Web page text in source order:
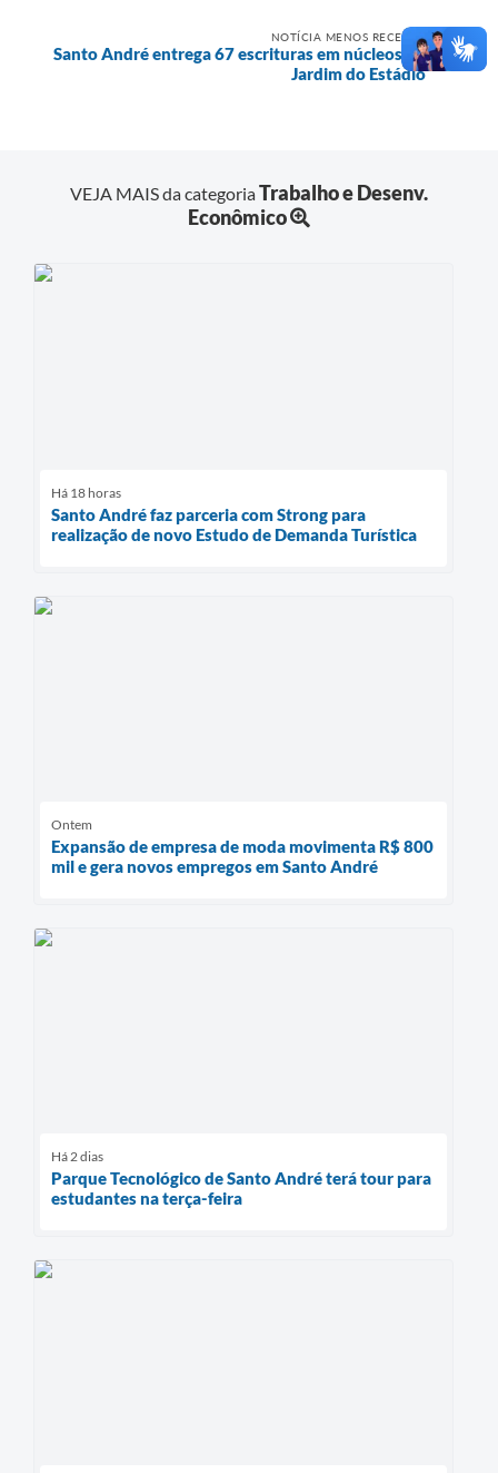
NOTÍCIA MENOS RECENTE
Santo André entrega 67 escrituras em núcleos no
Jardim do Estádio
VEJA MAIS da categoriaTrabalho e Desenv.
Econômico
Há 18 horas
Santo André faz parceria com Strong para
realização de novo Estudo de Demanda Turística
Ontem
Expansão de empresa de moda movimenta R$ 800
mil e gera novos empregos em Santo André
Há 2 dias
Parque Tecnológico de Santo André terá tour para
estudantes na terça-feira